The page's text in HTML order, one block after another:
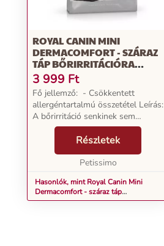
ROYAL CANIN MINI
DERMACOMFORT - SZÁRAZ
TÁP BŐRIRRITÁCIÓRA
HAJLAMOS, KISTESTŰ
FELNŐTT KUTYÁK RÉSZÉRE
1 KG
3 999 Ft
Fő jellemző: - Csökkentett
allergéntartalmú összetétel Leírás:
A bőrirritáció senkinek sem
kellemes, így az Ön kutyájának
sem. Tudta Ön, hogy a bőrirritáció
az első számú oka annak, hogy a
Részletek
Petissimo
Hasonlók, mint Royal Canin Mini
Dermacomfort - száraz táp
bőrirritációra hajlamos, kistestű